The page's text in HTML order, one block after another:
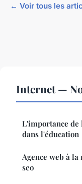
← Voir tous les
Internet —
L'importance de
dans l'éducation
Agence web à
seo